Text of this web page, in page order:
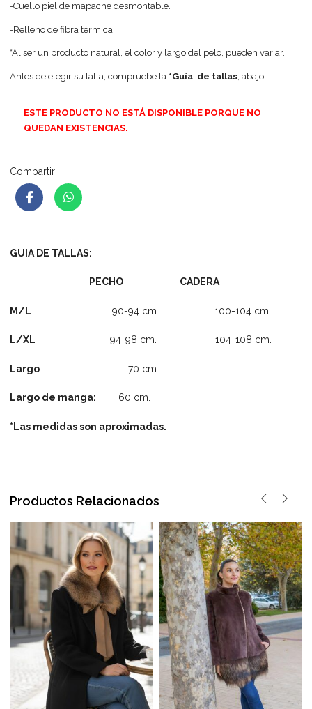
-Cuello piel de mapache desmontable.
-Relleno de fibra térmica.
*Al ser un producto natural, el color y largo del pelo, pueden variar.
Antes de elegir su talla, compruebe la *Guía de tallas , abajo.
ESTE PRODUCTO NO ESTÁ DISPONIBLE PORQUE NO
QUEDAN EXISTENCIAS.
Compartir
GUIA DE TALLAS:
PECHO CADERA
M/L 90-94 cm. 100-104 cm.
L/XL 94-98 cm. 104-108 cm.
Largo: 70 cm.
Largo de manga: 60 cm.
*Las medidas son aproximadas.
Productos Relacionados